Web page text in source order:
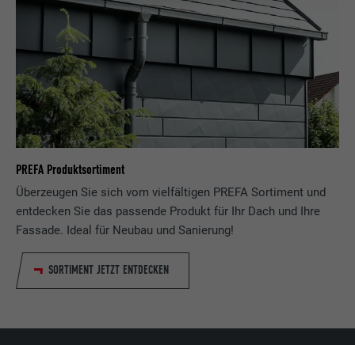
PREFA Produktsortiment
Überzeugen Sie sich vom vielfältigen PREFA Sortiment und
entdecken Sie das passende Produkt für Ihr Dach und Ihre
Fassade. Ideal für Neubau und Sanierung!
SORTIMENT JETZT ENTDECKEN